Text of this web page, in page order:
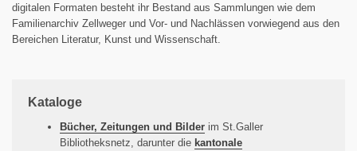
digitalen Formaten besteht ihr Bestand aus Sammlungen wie dem
Familienarchiv Zellweger und Vor- und Nachlässen vorwiegend aus den
Bereichen Literatur, Kunst und Wissenschaft.
Kataloge
Bücher, Zeitungen und Bilder im St.Galler
Bibliotheksnetz, darunter die kantonale